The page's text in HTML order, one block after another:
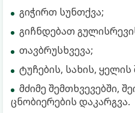
გიჭირთ სუნთქვა;
გიჩნდებათ
თავბრუსხვევა;
ტუჩების, სახის, ყელის
მძიმე შემთხვევებში,
ცნობიერების დაკარგვა.